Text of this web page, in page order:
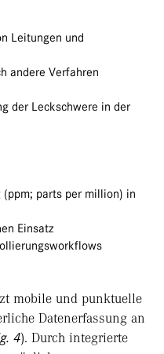
Leitungen und
andere Verfahren
der Leckschwere in der
parts per million) in
Einsatz
mobile und punktuelle
Datenerfassung an
4). Durch integrierte